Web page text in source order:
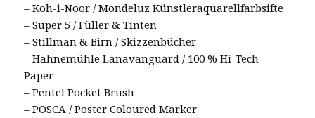
– Koh-i-Noor / Mondeluz Künstleraquarellfarbsifte
– Super 5 / Füller & Tinten
– Stillman & Birn / Skizzenbücher
– Hahnemühle Lanavanguard / 100 % Hi-Tech
Paper
– Pentel Pocket Brush
– POSCA / Poster Coloured Marker